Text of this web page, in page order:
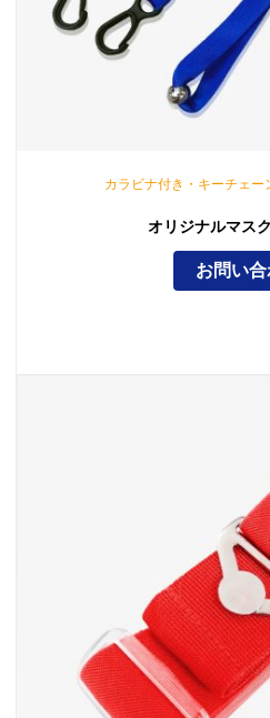
カラビナ付き・キーチェー
オリジナルマス
お問い